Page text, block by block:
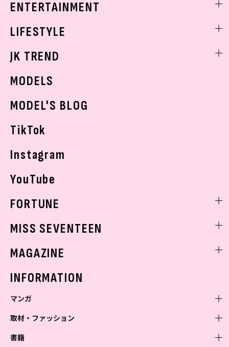
ベストコスメ
ボディケア
学校ヘアメイク
ENTERTAINMENT
K-POP
LIFESTYLE
モデルの購入品
おでかけ
JK TREND
MODELS
MODEL'S BLOG
TikTok
Instagram
YouTube
FORTUNE
MISS SEVENTEEN
MAGAZINE
INFORMATION
マンガ
少年マンガ
青年マンガ
取材・ファッション
ファッション・美容
書籍